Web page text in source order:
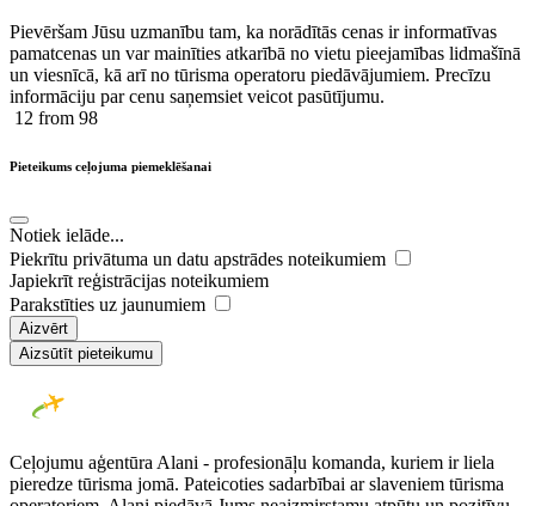
Pievēršam Jūsu uzmanību tam, ka norādītās cenas ir ​informatīvas ​
pamatcenas un var mainīties atkarībā ​no ​vietu pieejamības lidmašīnā
un viesnīcā, kā arī no tūrisma operatoru piedāvājumiem. Precīzu
informāciju par cenu saņemsiet veicot pasūtījumu.
12 from 98
Pieteikums ceļojuma piemeklēšanai
Notiek ielāde...
Piekrītu privātuma un datu apstrādes noteikumiem
Japiekrīt reģistrācijas noteikumiem
Parakstīties uz jaunumiem
Aizvērt
Aizsūtīt pieteikumu
Ceļojumu aģentūra Alani - profesionāļu komanda, kuriem ir liela
pieredze tūrisma jomā. Pateicoties sadarbībai ar slaveniem tūrisma